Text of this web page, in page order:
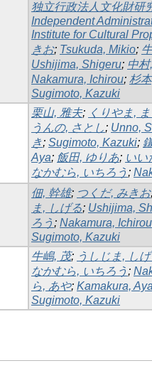
独立行政法人文化財研
Independent
Institute for Cultural
きお; Tsukuda, Mikio;
Ushijima, Shigeru; 中
Nakamura, Ichirou; 杉
Sugimoto, Kazuki
栗山, 雅夫; くりやま,
うんの, さとし; Unno,
き; Sugimoto, Kazuki;
Aya; 飯田, ゆりあ; いい
なかむら, いちろう ;
佃, 幹雄; つくだ, みきお
ま, しげる; Ushijima,
ろう ; Nakamura, Ichirou
Sugimoto, Kazuki
牛嶋, 茂; うしじま, し
なかむら, いちろう ;
ら, あや; Kamakura, Aya
Sugimoto, Kazuki